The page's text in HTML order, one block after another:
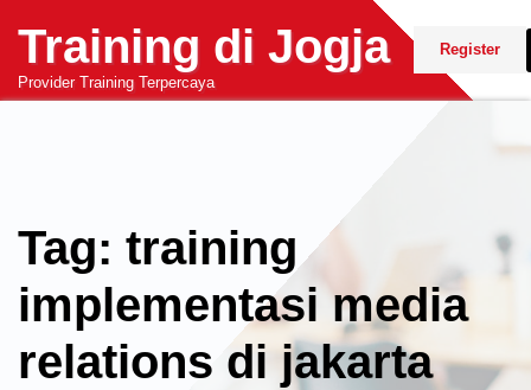
content
Training di Jogja
Provider Training Terpercaya
Register
Tag: training
implementasi media
relations di jakarta